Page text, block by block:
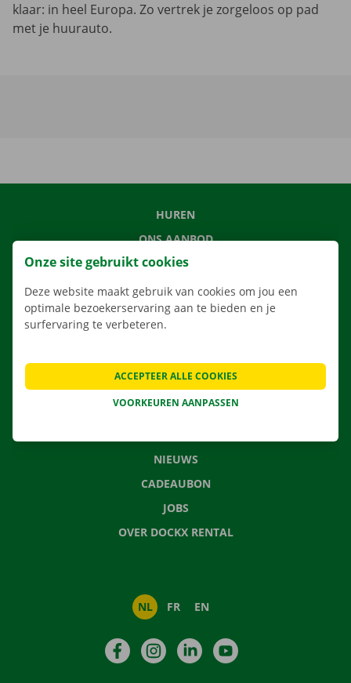
klaar: in heel Europa. Zo vertrek je zorgeloos op pad
met je huurauto.
HUREN
ONS AANBOD
ONZE DIENSTEN
LOCATIES
APP
CONTACTEER ONS
NIEUWS
CADEAUBON
JOBS
OVER DOCKX RENTAL
NL FR EN
FacebookInstagramLinkedIn
Onze site gebruikt cookies
Deze website maakt gebruik van cookies om jou een
optimale bezoekerservaring aan te bieden en je
surfervaring te verbeteren.
VOORKEUREN AANPASSEN
ACCEPTEER ALLE COOKIES